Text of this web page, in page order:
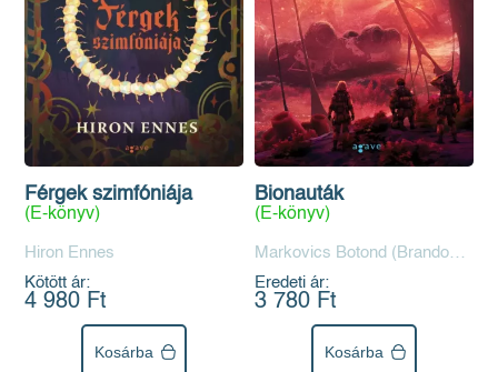
Férgek szimfóniája
(E-könyv)
Hiron Ennes
Kötött ár:
4 980 Ft
Kosárba
Bionauták
(E-könyv)
Markovics Botond (Brandon
Hackett)
Eredeti ár:
3 780 Ft
Kosárba